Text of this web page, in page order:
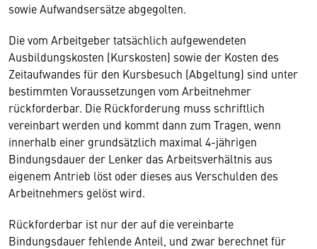
sowie Aufwandsersätze abgegolten.
Die vom Arbeitgeber tatsächlich aufgewendeten
Ausbildungskosten (Kurskosten) sowie der Kosten des
Zeitaufwandes für den Kursbesuch (Abgeltung) sind unter
bestimmten Voraussetzungen vom Arbeitnehmer
rückforderbar. Die Rückforderung muss schriftlich
vereinbart werden und kommt dann zum Tragen, wenn
innerhalb einer grundsätzlich maximal 4-jährigen
Bindungsdauer der Lenker das Arbeitsverhältnis aus
eigenem Antrieb löst oder dieses aus Verschulden des
Arbeitnehmers gelöst wird.
Rückforderbar ist nur der auf die vereinbarte
Bindungsdauer fehlende Anteil, und zwar berechnet für